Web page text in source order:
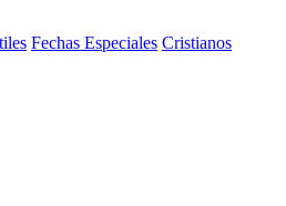
Fechas Especiales Cristianos